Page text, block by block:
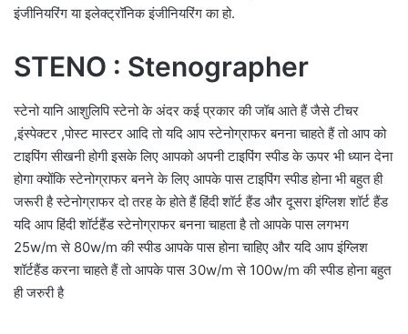
इंजीनियरिंग या इलेक्ट्रॉनिक इंजीनियरिंग का हो.
STENO : Stenographer
स्टेनो यानि आशुलिपि स्टेनो के अंदर कई प्रकार की जॉब आते हैं जैसे टीचर
,इंस्पेक्टर ,पोस्ट मास्टर आदि तो यदि आप स्टेनोग्राफर बनना चाहते हैं तो आप को
टाइपिंग सीखनी होगी इसके लिए आपको अपनी टाइपिंग स्पीड के ऊपर भी ध्यान देना
होगा क्योंकि स्टेनोग्राफर बनने के लिए आपके पास टाइपिंग स्पीड होना भी बहुत ही
जरूरी है स्टेनोग्राफर दो तरह के होते हैं हिंदी शॉर्ट हैंड और दूसरा इंग्लिश शॉर्ट हैंड
यदि आप हिंदी शॉर्टहैंड स्टेनोग्राफर बनना चाहता है तो आपके पास लगभग
25w/m से 80w/m की स्पीड आपके पास होना चाहिए और यदि आप इंग्लिश
शॉर्टहैंड करना चाहते हैं तो आपके पास 30w/m से 100w/m की स्पीड होना बहुत
ही जरुरी है